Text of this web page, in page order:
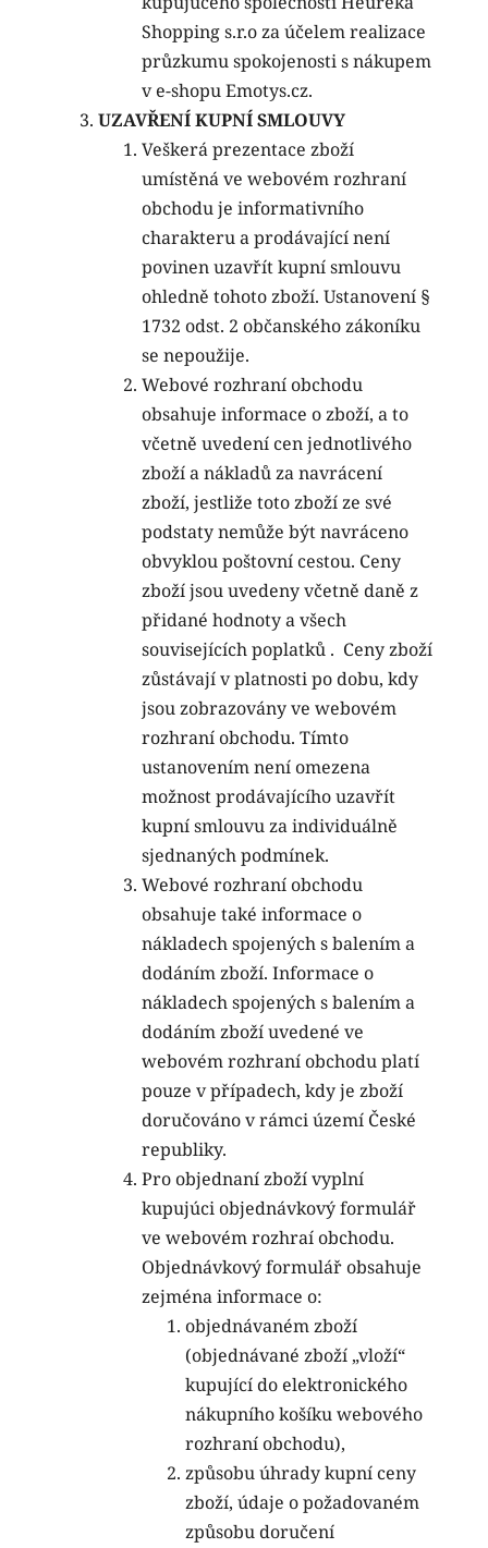
Shopping s.r.o za účelem realizace
průzkumu spokojenosti s nákupem
v e-shopu Emotys.cz.
UZAVŘENÍ KUPNÍ SMLOUVY
Veškerá prezentace zboží
umístěná ve webovém rozhraní
obchodu je informativního
charakteru a prodávající není
povinen uzavřít kupní smlouvu
ohledně tohoto zboží. Ustanovení §
1732 odst. 2 občanského zákoníku
se nepoužije.
Webové rozhraní obchodu
obsahuje informace o zboží, a to
včetně uvedení cen jednotlivého
zboží a nákladů za navrácení
zboží, jestliže toto zboží ze své
podstaty nemůže být navráceno
obvyklou poštovní cestou. Ceny
zboží jsou uvedeny včetně daně z
přidané hodnoty a všech
souvisejících poplatků . Ceny zboží
zůstávají v platnosti po dobu, kdy
jsou zobrazovány ve webovém
rozhraní obchodu. Tímto
ustanovením není omezena
možnost prodávajícího uzavřít
kupní smlouvu za individuálně
sjednaných podmínek.
Webové rozhraní obchodu
obsahuje také informace o
nákladech spojených s balením a
dodáním zboží. Informace o
nákladech spojených s balením a
dodáním zboží uvedené ve
webovém rozhraní obchodu platí
pouze v případech, kdy je zboží
doručováno v rámci území České
republiky.
Pro objednaní zboží vyplní
kupujúci objednávkový formulář
ve webovém rozhraí obchodu.
Objednávkový formulář obsahuje
zejména informace o:
objednávaném zboží
(objednávané zboží „vloží“
kupující do elektronického
nákupního košíku webového
rozhraní obchodu),
způsobu úhrady kupní ceny
zboží, údaje o požadovaném
způsobu doručení